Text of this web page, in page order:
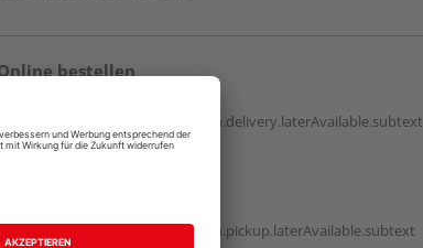
bestellen
vue.ads.priceMerchantBox.option.delivery.laterAvailable.subtext